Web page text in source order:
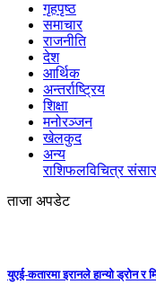
गृहपृष्ठ
समाचार
राजनीति
देश
आर्थिक
अन्तर्राष्ट्रिय
शिक्षा
मनोरञ्जन
खेलकुद
अन्य
राशिफलविचित्र संसार
ताजा अपडेट
युएई-कतारमा इरानले हान्यो ड्रोन र